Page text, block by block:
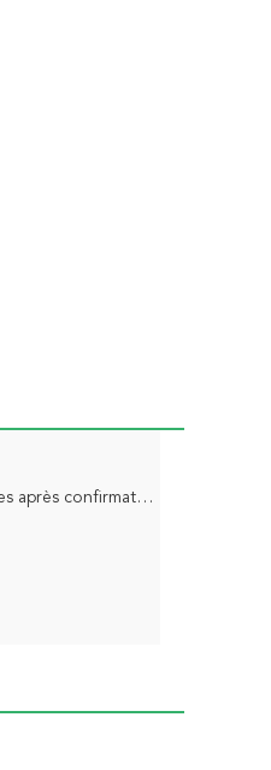
10-15 jours ouvrables après confirmation de la commande